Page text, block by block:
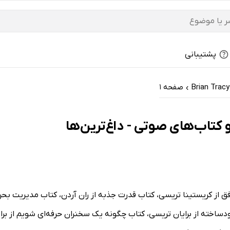
پشتیبانی
Brian Tracy
› صفحه 1
موفقیت میلیونرهای خودساخته از برایان تریسی، کتاب چگونه یک سخنران